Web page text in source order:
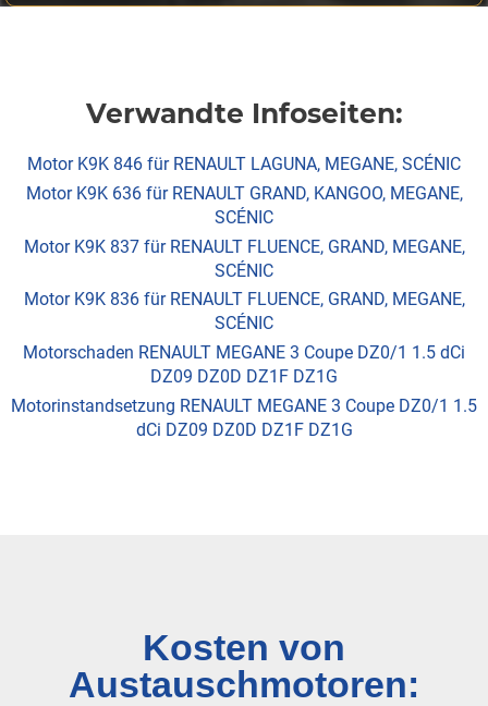
Verwandte Infoseiten:
Motor K9K 846 für RENAULT LAGUNA, MEGANE, SCÉNIC
Motor K9K 636 für RENAULT GRAND, KANGOO, MEGANE,
SCÉNIC
Motor K9K 837 für RENAULT FLUENCE, GRAND, MEGANE,
SCÉNIC
Motor K9K 836 für RENAULT FLUENCE, GRAND, MEGANE,
SCÉNIC
Motorschaden RENAULT MEGANE 3 Coupe DZ0/1 1.5 dCi
DZ09 DZ0D DZ1F DZ1G
Motorinstandsetzung RENAULT MEGANE 3 Coupe DZ0/1 1.5
dCi DZ09 DZ0D DZ1F DZ1G
Kosten von
Austauschmotoren: